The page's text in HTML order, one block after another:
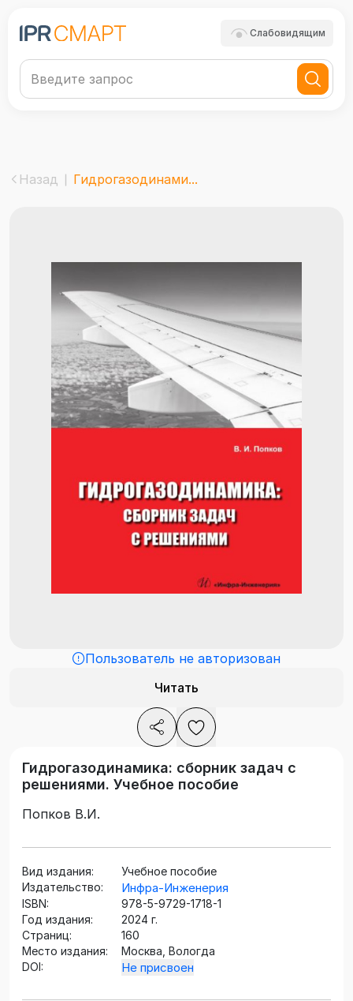
Слабовидящим
Назад Гидрогазодинами...
Пользователь не авторизован
Читать
Гидрогазодинамика: сборник задач с
решениями. Учебное пособие
Попков В.И.
Вид издания:
Учебное пособие
Издательство:
Инфра-Инженерия
ISBN:
978-5-9729-1718-1
Год издания:
2024 г.
Страниц:
160
Место издания:
Москва, Вологда
DOI:
Не присвоен